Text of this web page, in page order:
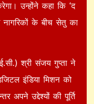
उन्होंने कहा कि ‘द
के बीच सेतु का
श्री संजय गुप्ता ने
इंडिया मिशन को
अपने उद्देश्यों की पूर्ति